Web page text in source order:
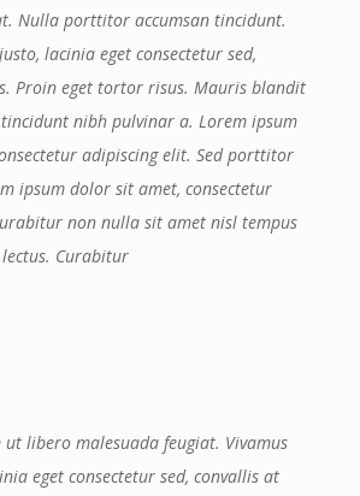
Nulla porttitor accumsan tincidunt.
lacinia eget consectetur sed,
Proin eget tortor risus. Mauris blandit
nibh pulvinar a. Lorem ipsum
adipiscing elit. Sed porttitor
ipsum dolor sit amet, consectetur
non nulla sit amet nisl tempus
Curabitur
libero malesuada feugiat. Vivamus
eget consectetur sed, convallis at